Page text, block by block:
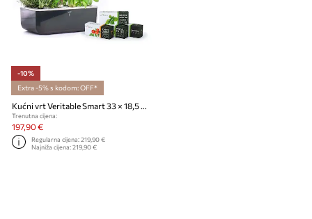
-10%
Extra -5% s kodom: OFF*
Kućni vrt Veritable Smart 33 × 18,5 x 45 cm
Trenutna cijena:
197,90 €
Regularna cijena:219,90 €
Najniža cijena:219,90 €